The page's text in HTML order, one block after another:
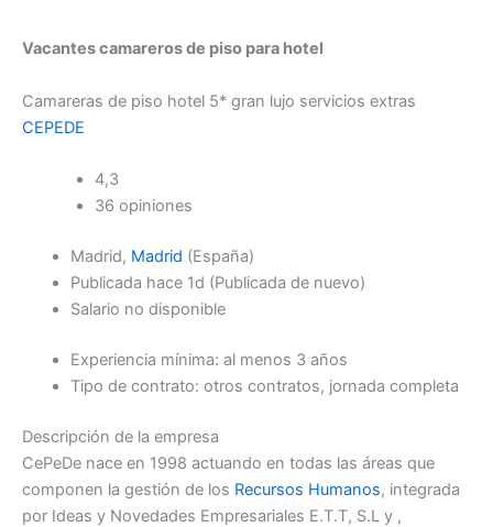
Vacantes camareros de piso para hotel
Camareras de piso hotel 5* gran lujo servicios extras
CEPEDE
4,3
36 opiniones
Madrid, Madrid (España)
Publicada hace 1d (Publicada de nuevo)
Salario no disponible
Experiencia mínima: al menos 3 años
Tipo de contrato: otros contratos, jornada completa
Descripción de la empresa
CePeDe nace en 1998 actuando en todas las áreas que
componen la gestión de los Recursos Humanos, integrada
por Ideas y Novedades Empresariales E.T.T, S.L y ,